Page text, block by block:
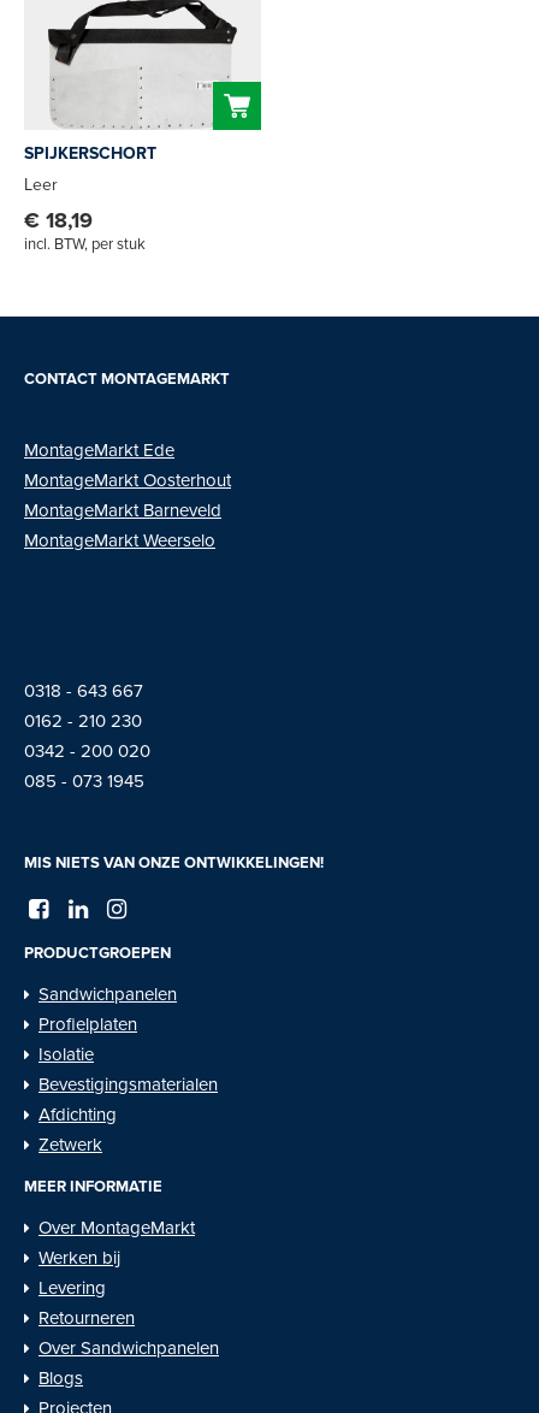
SPIJKERSCHORT
Leer
€ 18,19
incl. BTW, per stuk
CONTACT MONTAGEMARKT
MontageMarkt Ede
MontageMarktOosterhout
MontageMarkt Barneveld
MontageMarkt Weerselo
0318 - 643 667
0162 - 210 230
0342 - 200 020
085 - 073 1945
MIS NIETS VAN ONZE ONTWIKKELINGEN!
PRODUCTGROEPEN
Sandwichpanelen
Profielplaten
Isolatie
Bevestigingsmaterialen
Afdichting
Zetwerk
MEER INFORMATIE
Over MontageMarkt
Werken bij
Levering
Retourneren
Over Sandwichpanelen
Blogs